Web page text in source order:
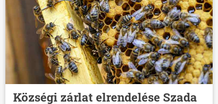
Községi zárlat elrendelése Szada